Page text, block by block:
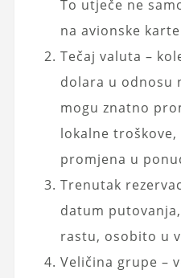
To utječe ne
na avionske
Tečaj valuta –
dolara u odnosu
mogu znatno
lokalne
promjena u
Trenutak
datum
rastu, osobito u
Veličina grupe –